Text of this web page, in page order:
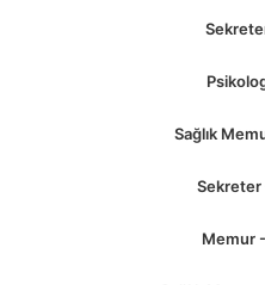
Sağlık
Sekreter
Memur